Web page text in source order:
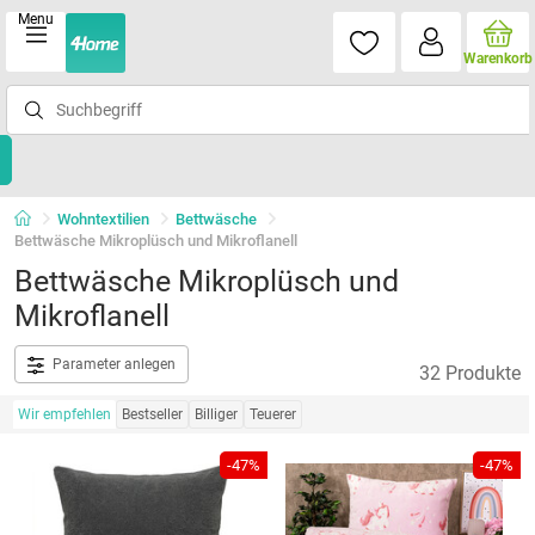
Menu
Warenkorb
Wohntextilien
Bettwäsche
Bettwäsche Mikroplüsch und Mikroflanell
Bettwäsche Mikroplüsch und
Mikroflanell
Parameter anlegen 32 Produkte
Wir empfehlen Bestseller Billiger Teuerer
-47% -47%